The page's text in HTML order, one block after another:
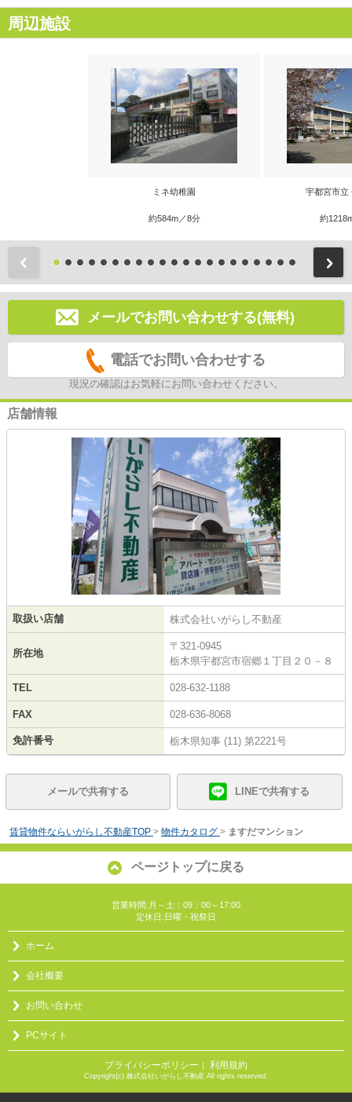
周辺施設
ミネ幼稚園
約584m／8分
宇都宮市立
約
前
メールでお問い合わせする(無料)
電話でお問い合わせする
現況の確認はお気軽にお問い合わせください。
店舗情報
取扱い店舗 株式会社いがらし不動産
所在地
〒321-0945
栃木県宇都宮市宿郷１丁目２０－８
TEL 028-632-1188
FAX 028-636-8068
免許番号 栃木県知事 (11) 第2221号
メールで共有する LINEで共有する
賃貸物件ならいがらし不動産TOP > 物件カタログ > ますだマンション
ページトップに戻る
営業時間:月～土：09：00～17:00
定休日:日曜・祝祭日
ホーム
会社概要
お問い合わせ
PCサイト
プライバシーポリシー 利用規約
Copyright(c) 株式会社いがらし不動産 All rights reserved.